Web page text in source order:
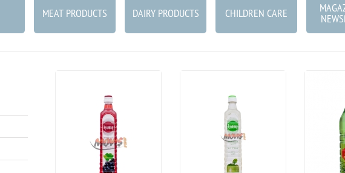
MEAT PRODUCTS DAIRY PRODUCTS CHILDREN CARE